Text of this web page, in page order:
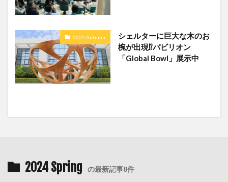
2022 Autumn
シェルターに巨大な木のお
椀が出現⁉パビリオン
「Global Bowl」展示中
2024 Spring の最新記事8件